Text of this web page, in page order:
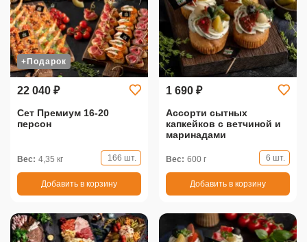
+Подарок
22 040 ₽
Сет Премиум 16-20
персон
Вес: 4,35 кг 166 шт.
Добавить в корзину
1 690 ₽
Ассорти сытных
капкейков с ветчиной и
маринадами
Вес: 600 г 6 шт.
Добавить в корзину